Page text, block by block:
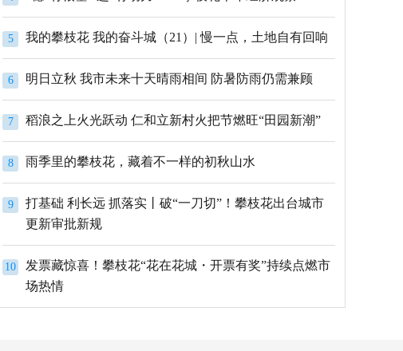
5 我的攀枝花 我的奋斗城（21）| 慢一点，土地自有回响
6 明日立秋 我市未来十天晴雨相间 防暑防雨仍需兼顾
7 稻浪之上火光跃动 仁和立新村火把节燃旺“田园新潮”
8 雨季里的攀枝花，藏着不一样的初秋山水
9
打基础 利长远 抓落实丨破“一刀切”！攀枝花出台城市
更新审批新规
10
发票藏惊喜！攀枝花“花在花城・开票有奖”持续点燃市
场热情